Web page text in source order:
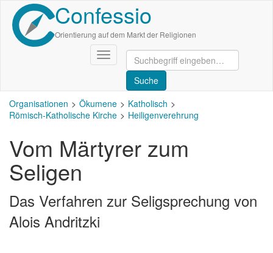
Direkt
zum
Inhalt
Confessio
Orientierung auf dem Markt der Religionen
Navigation
aktivieren/deaktivieren
Organisationen Ökumene
Katholisch
Römisch-Katholische Kirche
Heiligenverehrung
Vom Märtyrer zum
Seligen
Das Verfahren zur Seligsprechung von
Alois Andritzki